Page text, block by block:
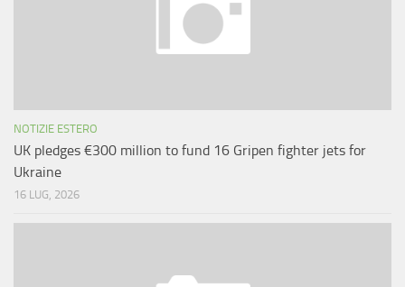
NOTIZIE ESTERO
UK pledges €300 million to fund 16 Gripen fighter jets for
Ukraine
16 LUG, 2026